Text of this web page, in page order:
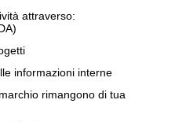
attraverso:
informazioni interne
rimangono di tua